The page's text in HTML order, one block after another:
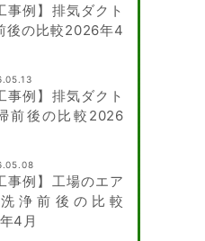
事例】排気ダクト
後の比較2026年4
事例】排気ダクト
前後の比較2026
事例】工場のエア
浄前後の比較
4月